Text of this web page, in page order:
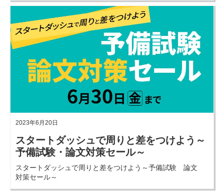
2023年6月20日
スタートダッシュで周りと差をつけよう～
予備試験・論文対策セール～
スタートダッシュで周りと差をつけよう～予備試験 論文
対策セール～